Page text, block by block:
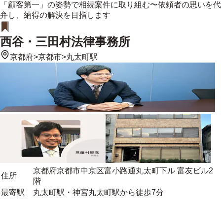
「顧客第一」の姿勢で相続案件に取り組む〜依頼者の思いを代
弁し、納得の解決を目指します
西谷・三田村法律事務所
京都府>京都市>丸太町駅
住所
京都府京都市中京区富小路通丸太町下ル 富友ビル2
階
最寄駅
丸太町駅・神宮丸太町駅から徒歩7分